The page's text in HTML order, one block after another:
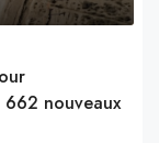
662 nouveaux